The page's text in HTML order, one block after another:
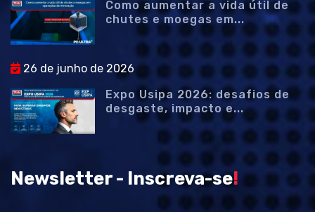
Como aumentar a vida útil de
chutes e moegas em...
26 de junho de 2026
Expo Usipa 2026: desafios de
desgaste, impacto e...
Newsletter - Inscreva-se!